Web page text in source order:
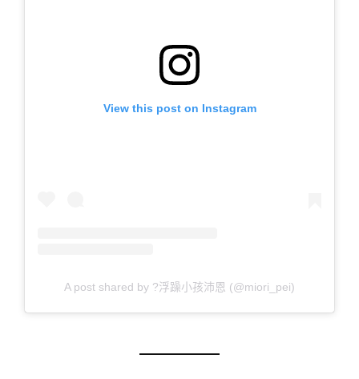
View this post on Instagram
A post shared by ?浮躁小孩沛恩 (@miori_pei)